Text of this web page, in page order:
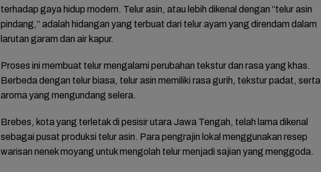
terhadap gaya hidup modern. Telur asin, atau lebih dikenal dengan “telur asin
pindang,” adalah hidangan yang terbuat dari telur ayam yang direndam dalam
larutan garam dan air kapur.
Proses ini membuat telur mengalami perubahan tekstur dan rasa yang khas.
Berbeda dengan telur biasa, telur asin memiliki rasa gurih, tekstur padat, serta
aroma yang mengundang selera.
Brebes, kota yang terletak di pesisir utara Jawa Tengah, telah lama dikenal
sebagai pusat produksi telur asin. Para pengrajin lokal menggunakan resep
warisan nenek moyang untuk mengolah telur menjadi sajian yang menggoda.